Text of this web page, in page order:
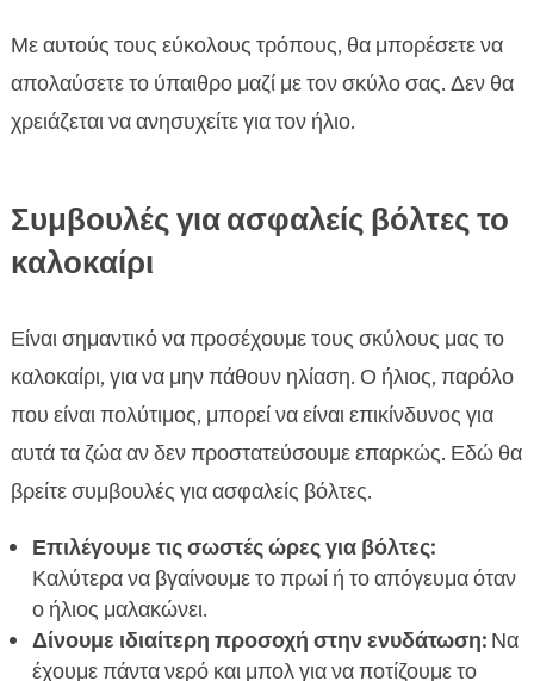
Με αυτούς τους εύκολους τρόπους, θα μπορέσετε να
απολαύσετε το ύπαιθρο μαζί με τον σκύλο σας. Δεν θα
χρειάζεται να ανησυχείτε για τον ήλιο.
Συμβουλές για ασφαλείς βόλτες το
καλοκαίρι
Είναι σημαντικό να προσέχουμε τους σκύλους μας το
καλοκαίρι, για να μην πάθουν ηλίαση. Ο ήλιος, παρόλο
που είναι πολύτιμος, μπορεί να είναι επικίνδυνος για
αυτά τα ζώα αν δεν προστατεύσουμε επαρκώς. Εδώ θα
βρείτε συμβουλές για ασφαλείς βόλτες.
Επιλέγουμε τις σωστές ώρες για βόλτες:
Καλύτερα να βγαίνουμε το πρωί ή το απόγευμα όταν
ο ήλιος μαλακώνει.
Δίνουμε ιδιαίτερη προσοχή στην ενυδάτωση:Να
έχουμε πάντα νερό και μπολ για να ποτίζουμε το